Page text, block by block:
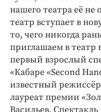
нашего театра её не
театр вступает в
то, чего никогда
приглашаем в театр
первый взрослый
«Кабаре «Second
известный
лауреат премии
Васильев.